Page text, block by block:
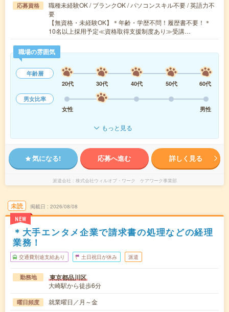
応募資格
職種未経験OK / ブランクOK / パソコンスキル不要 / 英語力不
要
【無資格・未経験OK】＊年齢・学歴不問！履歴書不要！＊
10名以上採用予定≪資格取得支援制度あり≫受講…
職場の雰囲気
年齢層
20代
30代 40代 50代
60代
男女比率
女性
男性
もっと見る
気になる! 応募へ進む 詳しく見る
派遣会社 株式会社ウィルオブ・ワーク ケアワーク事業部
未読
NEW
掲載日 2026/08/08
＊大手エンタメ企業で請求書の処理などの経理
業務！
交通費別途支給あり 土日祝日が休み 派遣
勤務地 東京都品川区
大崎駅から徒歩6分
曜日頻度 就業曜日／月～金